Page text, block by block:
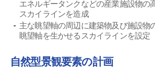
エネルギータンクなどの産業施設物の
スカイラインを造成
主な眺望軸の周辺に建築物及び施設物
眺望軸を生かせるスカイラインを設定
自然型景観要素の計画